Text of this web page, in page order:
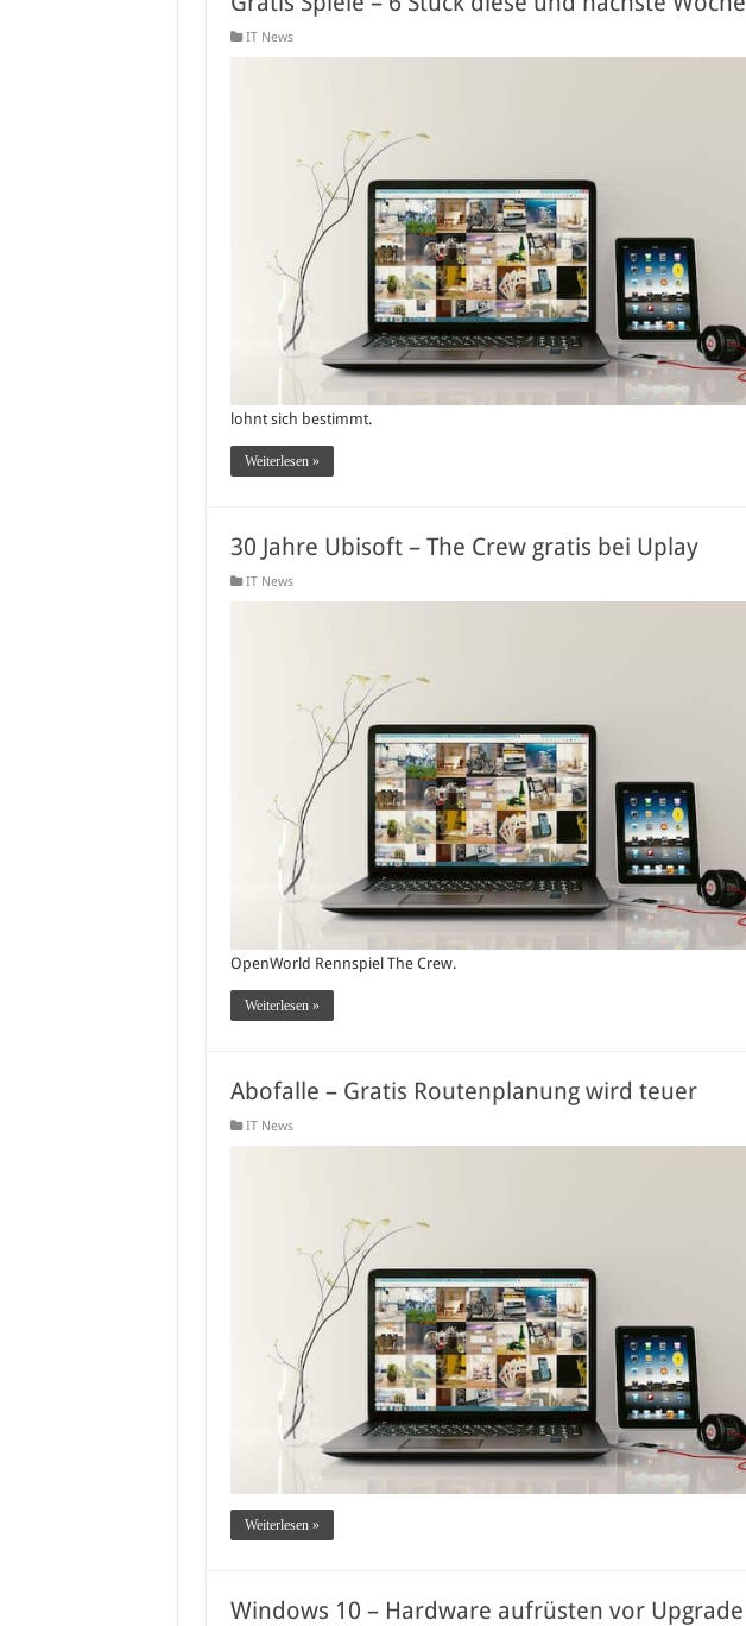
IT News
lohnt sich bestimmt.
Weiterlesen »
30 Jahre Ubisoft – The Crew gratis bei Uplay
IT News
OpenWorld Rennspiel The Crew.
Weiterlesen »
Abofalle – Gratis Routenplanung wird teuer
IT News
Weiterlesen »
Windows 10 – Hardware aufrüsten vor Upgrade